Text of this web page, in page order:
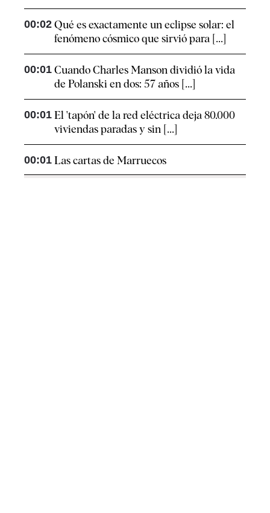
00:02 Qué es exactamente un eclipse solar: el
fenómeno cósmico que sirvió para [...]
00:01 Cuando Charles Manson dividió la vida
de Polanski en dos: 57 años [...]
00:01 El 'tapón' de la red eléctrica deja 80.000
viviendas paradas y sin [...]
00:01 Las cartas de Marruecos